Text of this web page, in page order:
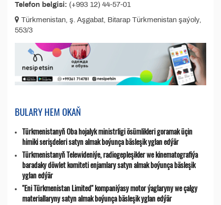
Telefon belgisi: (+993 12) 44-57-01
Türkmenistan, ş. Aşgabat, Bitarap Türkmenistan şaýoly,
553/3
BULARY HEM OKAŇ
Türkmenistanyň Oba hojalyk ministrligi ösümlikleri goramak üçin
himiki serişdeleri satyn almak boýunça bäsleşik yglan edýär
Türkmenistanyň Telewideniýe, radio­gepleşikler we kinematografiýa
baradaky döwlet komiteti enjamlary satyn almak boýunça bäsleşik
yglan edýär
"Eni Türkmenistan Limited" kompaniýasy motor ýaglaryny we çalgy
materiallaryny satyn almak boýunça bäsleşik yglan edýär